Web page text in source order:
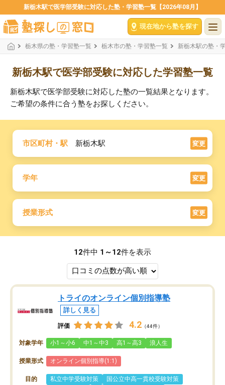
新栃木駅で医学部受験に対応した塾・学習塾一覧【2026年08月】
現在地から塾を探す
栃木県の塾・学習塾一覧 栃木市の塾・学習塾一覧 新栃木駅の塾・
新栃木駅で医学部受験に対応した学習塾一覧
新栃木駅で医学部受験に対応した塾の一覧結果となります。
ご希望の条件に合う塾をお探しください。
市区町村・駅 新栃木駅 変更
学年 変更
授業形式 変更
12件中 1～12件を表示
トライのオンライン個別指導塾
詳しく見る
評価 4.2 （44件）
対象学年 小1～小6 中1～中3 高1～高3 浪人生
授業形式 オンライン個別指導(1:1)
目的 私立中学受験対策
国公立中高一貫校受験対策